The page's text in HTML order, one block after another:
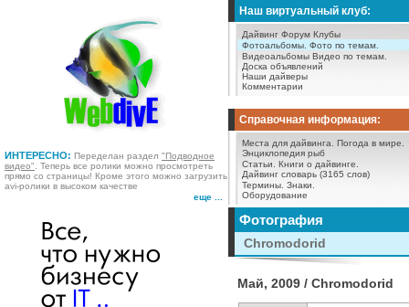
ИНТЕРЕСНО: Переделан раздел "Подводное
видео" . Теперь все ролики можно просмотреть
прямо со страницы! Кроме этого можно загрузить
avi-ролики в высоком качестве
еще ...
Наш виртуальный клуб:
Дайвинг Форум Клубы
Фотоальбомы. Фото по темам.
Видеоальбомы Видео по темам.
Доска объявлений
Наши дайверы
Комментарии
Справочная информация:
Места для дайвинга.
Погода в мире.
Энциклопедия рыб
Статьи.
Книги о дайвинге.
Дайвинг словарь (3165 слов)
Термины. Знаки.
Оборудование
Фотография
Chromodorid
Май, 2009 / Chromodorid